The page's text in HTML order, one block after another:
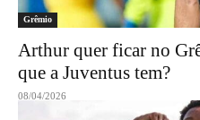
Grêmio
Arthur quer ficar no
que a Juventus tem?
08/04/2026